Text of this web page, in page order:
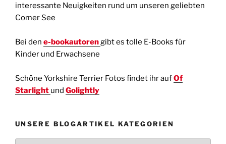
interessante Neuigkeiten rund um unseren geliebten
Comer See
Bei den e-bookautorengibt es tolle E-Books für
Kinder und Erwachsene
Schöne Yorkshire Terrier Fotos findet ihr aufOf
Starlight und Golightly
UNSERE BLOGARTIKEL KATEGORIEN